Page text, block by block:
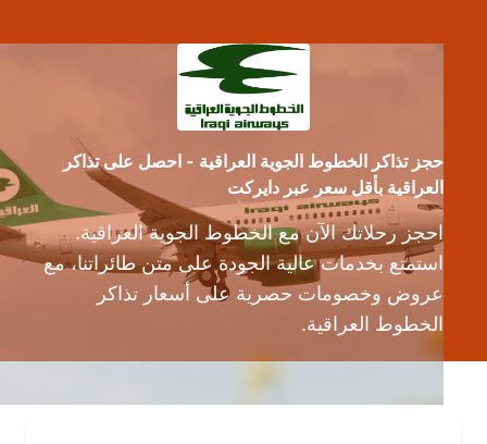
حجز تذاكر الخطوط الجوية العراقية - احصل على تذاكر
العراقية بأقل سعر عبر دايركت
احجز رحلاتك الآن مع الخطوط الجوية العراقية.
استمتع بخدمات عالية الجودة على متن طائراتنا، مع
عروض وخصومات حصرية على أسعار تذاكر
الخطوط العراقية.